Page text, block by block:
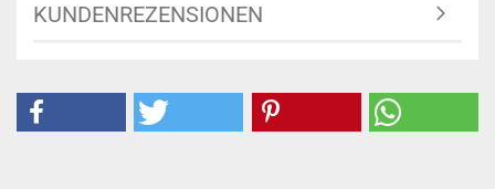
KUNDENREZENSIONEN